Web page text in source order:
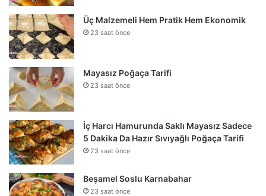
Üç Malzemeli Hem Pratik Hem Ekonomik
23 saat önce
Mayasız Poğaça Tarifi
23 saat önce
İç Harcı Hamurunda Saklı Mayasız Sadece
5 Dakika Da Hazır Sıvıyağlı Poğaça Tarifi
23 saat önce
Beşamel Soslu Karnabahar
23 saat önce